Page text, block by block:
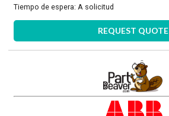
Tiempo de espera: A solicitud
REQUEST QUOTE